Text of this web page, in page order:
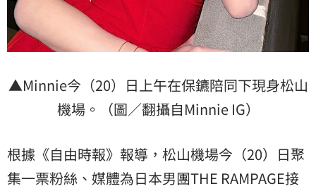
▲Minnie今（20）日上午在保鑣陪同下現身松山
機場。（圖／翻攝自Minnie IG）
根據《自由時報》報導，松山機場今（20）日聚
集一票粉絲、媒體為日本男團THE RAMPAGE接